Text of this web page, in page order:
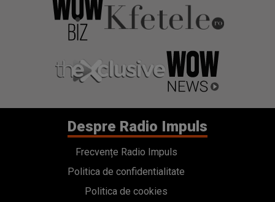
Despre Radio Impuls
Frecvențe Radio Impuls
Politica de confidentialitate
Politica de cookies